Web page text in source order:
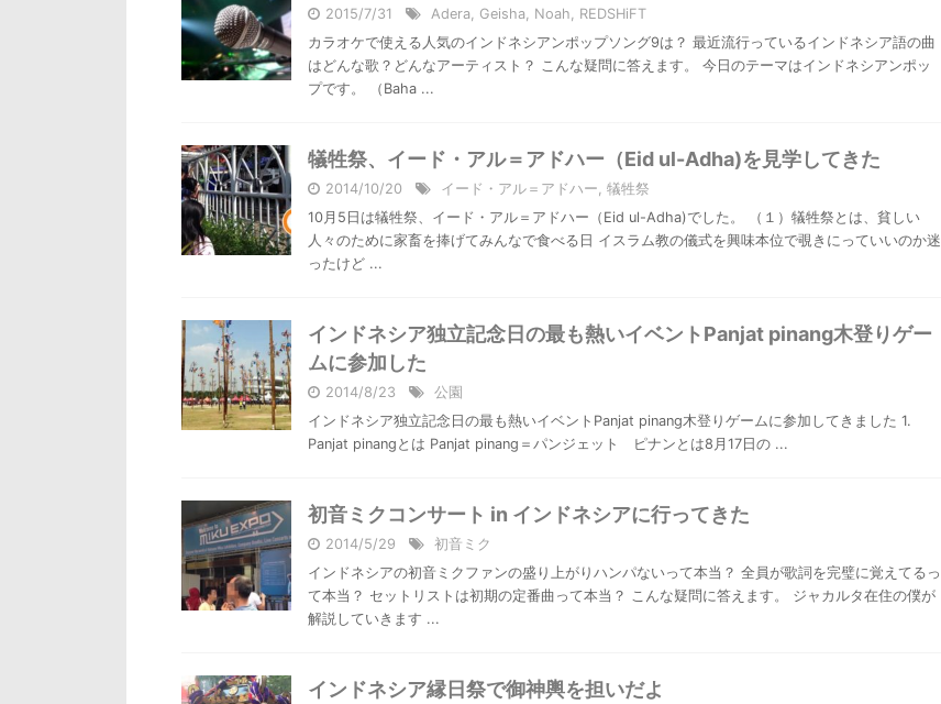
2015/7/31 Adera, Geisha, Noah, REDSHiFT
カラオケで使える人気のインドネシアンポップソング9は？ 最近流行っているインドネシア語の曲
はどんな歌？どんなアーティスト？ こんな疑問に答えます。 今日のテーマはインドネシアンポッ
プです。 （Baha ...
犠牲祭、イード・アル＝アドハー（Eid ul-Adha)を見学してきた
2014/10/20 イード・アル＝アドハー, 犠牲祭
10月5日は犠牲祭、イード・アル＝アドハー（Eid ul-Adha)でした。 （１）犠牲祭とは、貧しい
人々のために家畜を捧げてみんなで食べる日 イスラム教の儀式を興味本位で覗きにっていいのか迷
ったけど ...
インドネシア独立記念日の最も熱いイベントPanjat pinang木登りゲー
ムに参加した
2014/8/23
公園
インドネシア独立記念日の最も熱いイベントPanjat pinang木登りゲームに参加してきました 1.
Panjat pinangとは Panjat pinang＝パンジェット ピナンとは8月17日の ...
初音ミクコンサート in インドネシアに行ってきた
2014/5/29
初音ミク
インドネシアの初音ミクファンの盛り上がりハンパないって本当？ 全員が歌詞を完璧に覚えてるっ
て本当？ セットリストは初期の定番曲って本当？ こんな疑問に答えます。 ジャカルタ在住の僕が
解説していきます ...
インドネシア縁日祭で御神輿を担いだよ